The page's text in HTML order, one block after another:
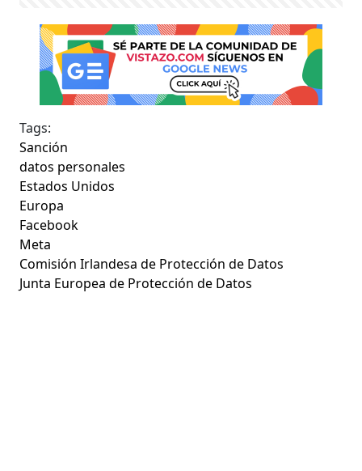
Tags:
Sanción
datos personales
Estados Unidos
Europa
Facebook
Meta
Comisión Irlandesa de Protección de Datos
Junta Europea de Protección de Datos